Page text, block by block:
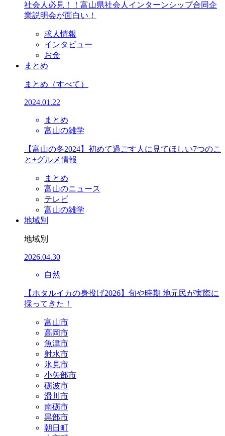
社会人必見！！富山県社会人インターンシップ合同企
業説明会が面白い！
求人情報
インタビュー
お金
まとめ
まとめ （すべて）
2024.01.22
まとめ
富山の雑学
【富山の冬2024】初めて過ごす人に見てほしい7つのこ
と+グルメ情報
まとめ
富山のニュース
テレビ
富山の雑学
地域別
地域別
2026.04.30
自然
【ホタルイカの身投げ2026】旬や時期 地元民が実際に
採ってきた！
富山市
高岡市
魚津市
射水市
氷見市
小矢部市
砺波市
滑川市
南砺市
黒部市
朝日町